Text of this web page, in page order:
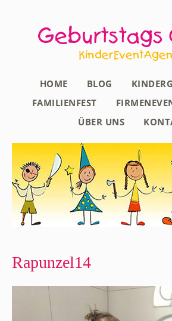
HOME BLOG
FAMILIENFEST
ÜBER UNS
Rapunzel14